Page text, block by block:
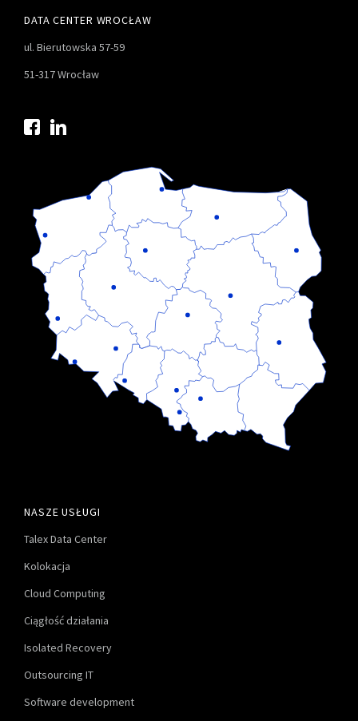
DATA CENTER WROCŁAW
ul. Bierutowska 57-59
51-317 Wrocław
NASZE USŁUGI
Talex Data Center
Kolokacja
Cloud Computing
Ciągłość działania
Isolated Recovery
Outsourcing IT
Software development